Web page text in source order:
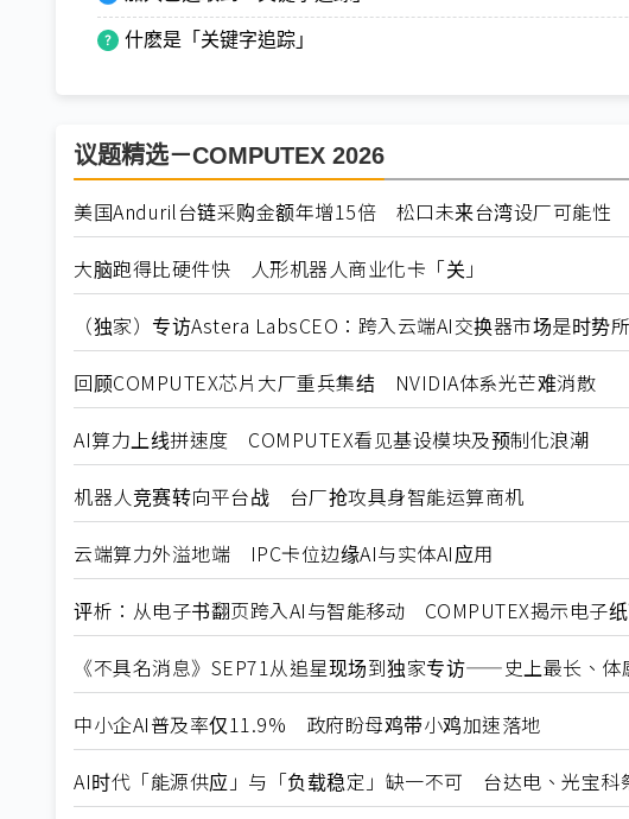
什麽是「关键字追踪」
议题精选－COMPUTEX 2026
美国Anduril台链采购金额年增15倍 松口未来台湾设厂可能性
大脑跑得比硬件快 人形机器人商业化卡「关」
（独家）专访Astera LabsCEO：跨入云端AI交换器市场是时势
回顾COMPUTEX芯片大厂重兵集结 NVIDIA体系光芒难消散
AI算力上线拼速度 COMPUTEX看见基设模块及预制化浪潮
机器人竞赛转向平台战 台厂抢攻具身智能运算商机
云端算力外溢地端 IPC卡位边缘AI与实体AI应用
评析：从电子书翻页跨入AI与智能移动 COMPUTEX揭示电子
《不具名消息》SEP71从追星现场到独家专访——史上最长、体
中小企AI普及率仅11.9% 政府盼母鸡带小鸡加速落地
AI时代「能源供应」与「负载稳定」缺一不可 台达电、光宝科